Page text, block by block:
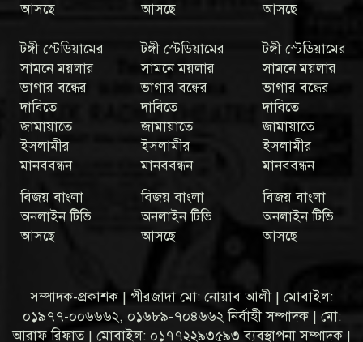
আসছে
আসছে
আসছে
টঙ্গী স্টেডিয়ামের
সামনে ময়লার
ভাগার বন্ধের
দাবিতে
জামায়াতে
ইসলামীর
মানববন্ধন
বিজয় বাংলা
অনলাইন টিভি
আসছে
টঙ্গী স্টেডিয়ামের
সামনে ময়লার
ভাগার বন্ধের
দাবিতে
জামায়াতে
ইসলামীর
মানববন্ধন
বিজয় বাংলা
অনলাইন টিভি
আসছে
টঙ্গী স্টেডিয়ামের
সামনে ময়লার
ভাগার বন্ধের
দাবিতে
জামায়াতে
ইসলামীর
মানববন্ধন
বিজয় বাংলা
অনলাইন টিভি
আসছে
সম্পাদক-প্রকাশক | পীরজাদা মো: নোয়াব আলী | মোবাইল:
০১৯৭৭-০০৬৬৬২, ০১৬৮৯-৭০৪৬৬২ নির্বাহী সম্পাদক | মো:
আরাফ রিফাত | মোবাইল: ০১৭৭২২৯৩৫৯৩ ব্যবস্থাপনা সম্পাদক |